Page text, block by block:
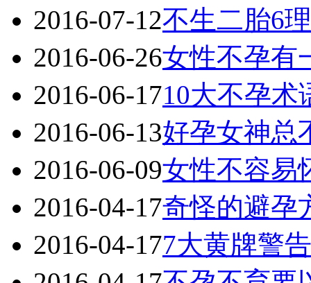
2016-07-12不生二胎6
2016-06-26女性不孕有
2016-06-1710大不孕术
2016-06-13好孕女神总
2016-06-09女性不容易
2016-04-17奇怪的避孕
2016-04-177大黄牌警